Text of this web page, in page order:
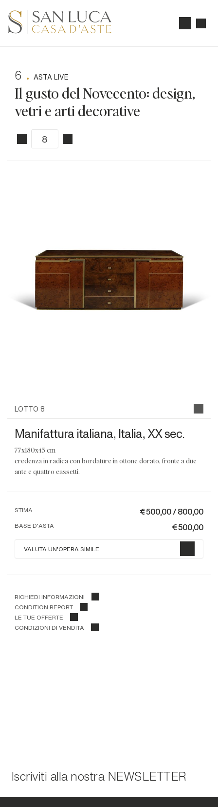
6 ASTA LIVE
Il gusto del Novecento: design,
vetri e arti decorative
LOTTO 8
Manifattura italiana, Italia, XX sec.
77x180x45 cm
credenza in radica con bordature in ottone dorato, fronte a due
ante e quattro cassetti.
€ 500,00 / 800,00
STIMA
€ 500,00
BASE D'ASTA
VALUTA UN'OPERA SIMILE
RICHIEDI INFORMAZIONI
CONDITION REPORT
LE TUE OFFERTE
CONDIZIONI DI VENDITA
Iscriviti alla nostra NEWSLETTER